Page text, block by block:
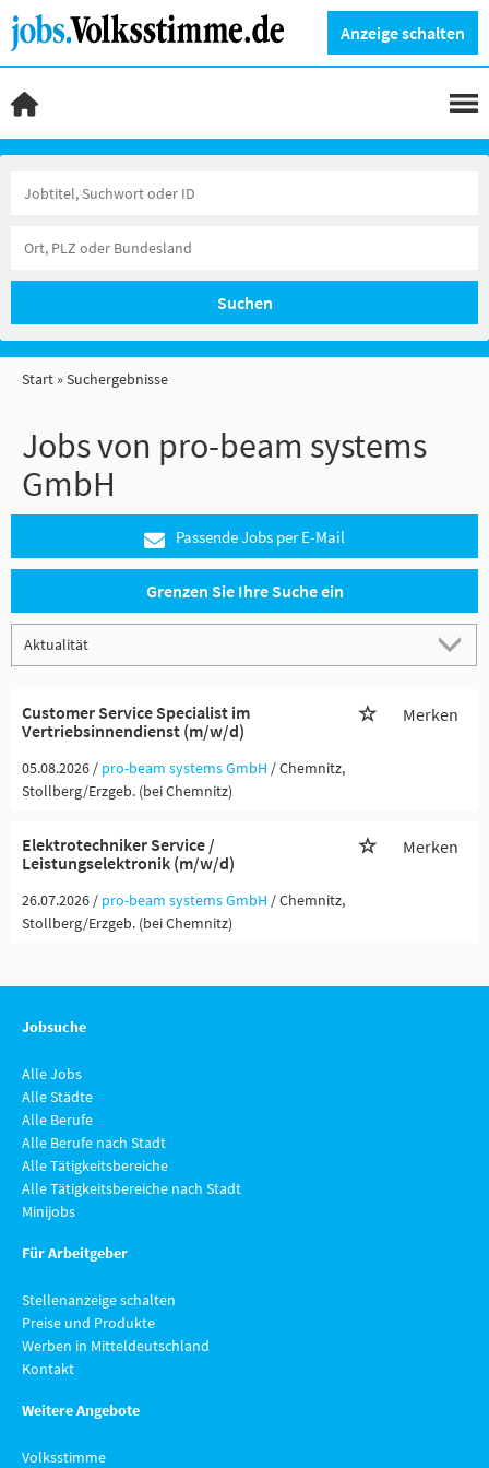
Anzeige schalten
Suchen
Start Suchergebnisse
Jobs von pro-beam systems
GmbH
Passende Jobs per E-Mail
Grenzen Sie Ihre Suche ein
Customer Service Specialist im
Vertriebsinnendienst (m/w/d)
Merken
05.08.2026 / pro-beam systems GmbH / Chemnitz,
Stollberg/Erzgeb. (bei Chemnitz)
Elektrotechniker Service /
Leistungselektronik (m/w/d)
Merken
26.07.2026 / pro-beam systems GmbH / Chemnitz,
Stollberg/Erzgeb. (bei Chemnitz)
Jobsuche
Alle Jobs
Alle Städte
Alle Berufe
Alle Berufe nach Stadt
Alle Tätigkeitsbereiche
Alle Tätigkeitsbereiche nach Stadt
Minijobs
Für Arbeitgeber
Stellenanzeige schalten
Preise und Produkte
Werben in Mitteldeutschland
Kontakt
Weitere Angebote
Volksstimme